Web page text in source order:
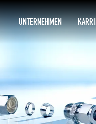
UNTERNEHMEN